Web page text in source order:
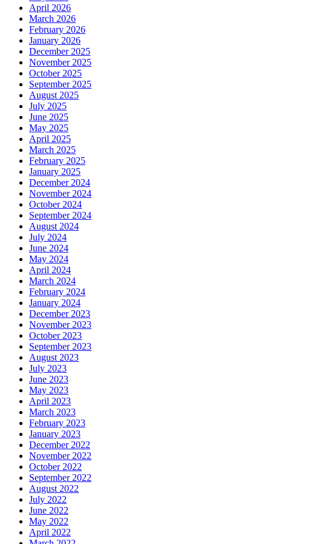
April 2026
March 2026
February 2026
January 2026
December 2025
November 2025
October 2025
September 2025
August 2025
July 2025
June 2025
May 2025
April 2025
March 2025
February 2025
January 2025
December 2024
November 2024
October 2024
September 2024
August 2024
July 2024
June 2024
May 2024
April 2024
March 2024
February 2024
January 2024
December 2023
November 2023
October 2023
September 2023
August 2023
July 2023
June 2023
May 2023
April 2023
March 2023
February 2023
January 2023
December 2022
November 2022
October 2022
September 2022
August 2022
July 2022
June 2022
May 2022
April 2022